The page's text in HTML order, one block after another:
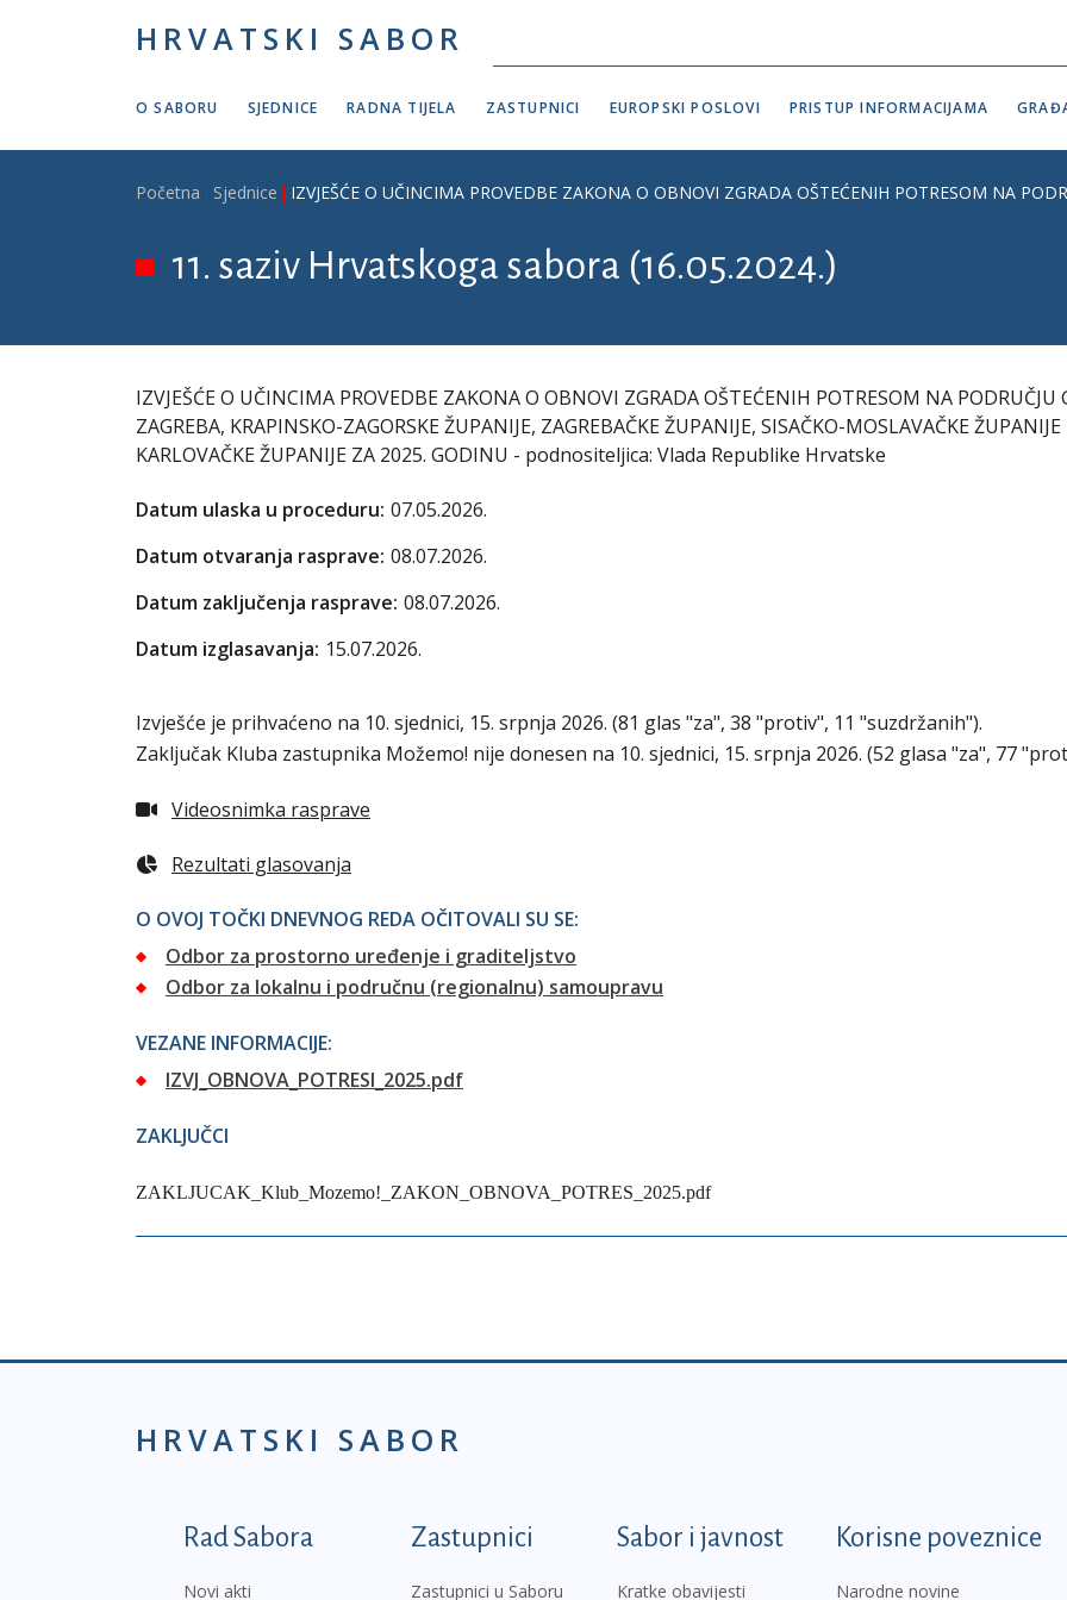
HRVATSKI SABOR
O SABORU SJEDNICE RADNA TIJELA ZASTUPNICI EUROPSKI POSLOVI PRISTUP INFORMACIJAMA
Breadcrumb
Početna Sjednice IZVJEŠĆE O UČINCIMA PROVEDBE ZAKONA O OBNOVI ZGRADA OŠTEĆENIH POTRESOM NA
11. saziv Hrvatskoga sabora (16.05.2024.)
IZVJEŠĆE O UČINCIMA PROVEDBE ZAKONA O OBNOVI ZGRADA OŠTEĆENIH POTRESOM NA PODRUČJU
ZAGREBA, KRAPINSKO-ZAGORSKE ŽUPANIJE, ZAGREBAČKE ŽUPANIJE, SISAČKO-MOSLAVAČKE ŽUPANIJE
KARLOVAČKE ŽUPANIJE ZA 2025. GODINU - podnositeljica: Vlada Republike Hrvatske
Datum ulaska u proceduru: 07.05.2026.
Datum otvaranja rasprave: 08.07.2026.
Datum zaključenja rasprave: 08.07.2026.
Datum izglasavanja: 15.07.2026.
Izvješće je prihvaćeno na 10. sjednici, 15. srpnja 2026. (81 glas "za", 38 "protiv", 11 "suzdržanih").
Zaključak Kluba zastupnika Možemo! nije donesen na 10. sjednici, 15. srpnja 2026. (52 glasa "za", 77
Videosnimka rasprave
Rezultati glasovanja
O OVOJ TOČKI DNEVNOG REDA OČITOVALI SU SE:
Odbor za prostorno uređenje i graditeljstvo
Odbor za lokalnu i područnu (regionalnu) samoupravu
VEZANE INFORMACIJE:
IZVJ_OBNOVA_POTRESI_2025.pdf
ZAKLJUČCI
ZAKLJUCAK_Klub_Mozemo!_ZAKON_OBNOVA_POTRES_2025.pdf
HRVATSKI SABOR
Podnožje prvi izbornik
Rad Sabora
Novi akti
Zastupnici
Zastupnici u Saboru
Sabor i javnost
Kratke obavijesti
Korisne poveznice
Narodne novine